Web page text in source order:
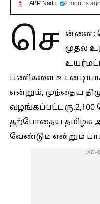
ABP Nadu 2 months ago
செ ன்னை:
முதல்
பணிகளை
என்றும், முந்தைய
வழங்கப்பட்ட
தற்போதைய தமிழக
வேண்டும் என்றும்